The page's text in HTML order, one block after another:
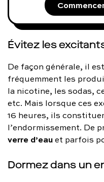
Évitez les
De façon générale, il
fréquemment les
la nicotine, les sodas,
etc. Mais lorsque ces
16 heures, ils
l’endormissement. De
verre d’eauet parfois
Dormez dans un